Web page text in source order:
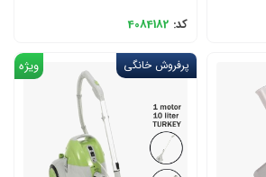
کد: 4084182
پرفروش خانگی ویژه